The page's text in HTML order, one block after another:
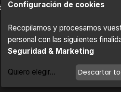
"El Fresno", Oficina B-215, 2ª
Configuración de cookies
Recopilamos y procesamos
personal con las siguientes
Seguridad & Marketing
Quiero elegir... Descartar